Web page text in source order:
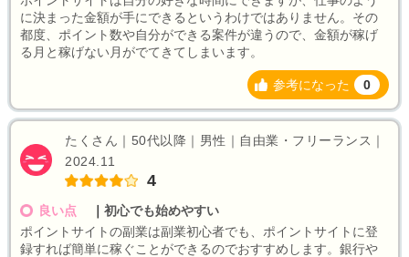
に決まった金額が手にできるというわけではありません。その
都度、ポイント数や自分ができる案件が違うので、金額が稼げ
る月と稼げない月がでてきてしまいます。
参考になった 0
たくさん｜50代以降｜男性｜自由業・フリーランス｜
2024.11
4
良い点
初心でも始めやすい
ポイントサイトの副業は副業初心者でも、ポイントサイトに登
録すれば簡単に稼ぐことができるのでおすすめします。銀行や